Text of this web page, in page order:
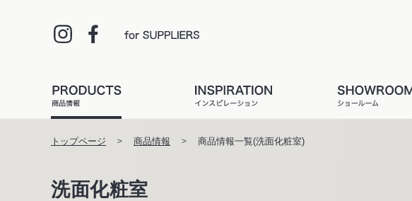
トップページ 商品情報 商品情報一覧(洗面化粧室)
洗面化粧室